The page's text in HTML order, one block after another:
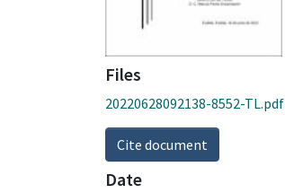
Files
20220628092138-8552-TL.pdf
Cite document
Date